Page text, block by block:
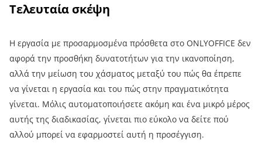
Τελευταία σκέψη
Η εργασία με προσαρμοσμένα πρόσθετα στο ONLYOFFICE δεν
αφορά την προσθήκη δυνατοτήτων για την ικανοποίηση,
αλλά την μείωση του χάσματος μεταξύ του πώς θα έπρεπε
να γίνεται η εργασία και του πώς στην πραγματικότητα
γίνεται. Μόλις αυτοματοποιήσετε ακόμη και ένα μικρό μέρος
αυτής της διαδικασίας, γίνεται πιο εύκολο να δείτε πού
αλλού μπορεί να εφαρμοστεί αυτή η προσέγγιση.